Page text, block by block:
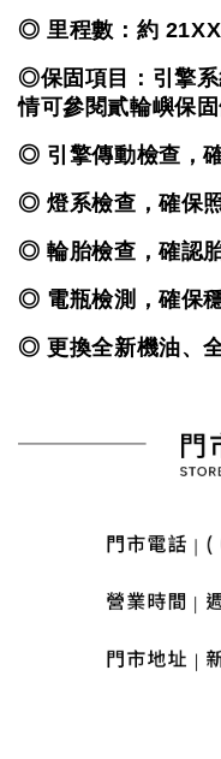
◎ 里程數：約
◎保固項目：引擎
情可參閱貳輪嶼保固
◎ 引擎傳動檢查，
◎ 燈系檢查，確保
◎ 輪胎檢查，確認
◎ 電瓶檢測，確保
◎ 更換全新機油、